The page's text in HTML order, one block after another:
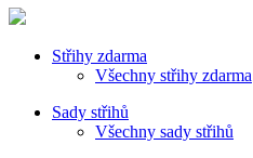
Střihy zdarma
Všechny střihy zdarma
Sady střihů
Všechny sady střihů